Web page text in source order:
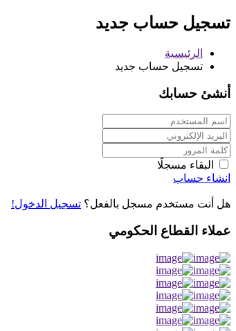
تسجيل حساب جديد
الرئيسية
تسجيل حساب جديد
أنشئ حسابك
البقاء مسجلًا
انشاء حساب
هل أنت مستخدم مسجل بالفعل؟ تسجيل الدخول!
عملاء القطاع الحكومي